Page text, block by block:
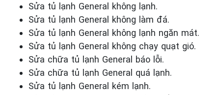
Sửa tủ lạnh General không lạnh.
Sửa tủ lạnh General không làm đá.
Sửa tủ lạnh General không lạnh ngăn mát.
Sửa tủ lạnh General không chạy quạt gió.
Sửa chữa tủ lạnh General báo lỗi.
Sửa chữa tủ lạnh General quá lạnh.
Sửa tủ lạnh General kém lạnh.